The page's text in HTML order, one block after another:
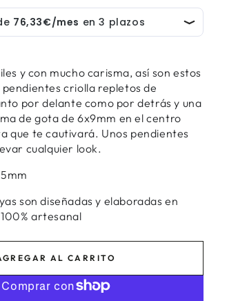
y con mucho carisma, así son estos
criolla repletos de
por delante como por detrás y una
de gota de 6x9mm en el centro
que te cautivará. Unos pendientes
cualquier look.
son diseñadas y elaboradas en
artesanal
AL CARRITO